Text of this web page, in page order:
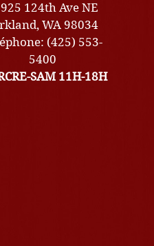
124th Ave NE
WA 98034
(425) 553-
5400
SAM 11H-18H